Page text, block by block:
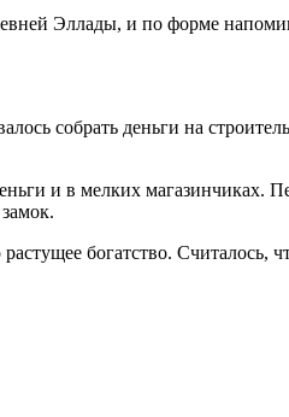
Эллады, и по форме
собрать деньги на
и в мелких магазинчиках.
богатство. Считалось,